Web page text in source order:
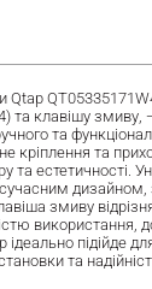
Qtap
та клавішу змиву,
та
кріплення та
та естетичності.
сучасним
змиву
використання,
підійде
та